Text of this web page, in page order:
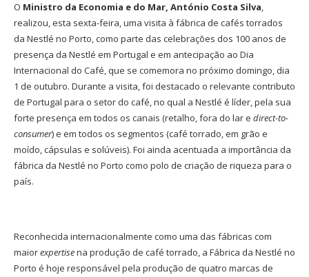
O Ministro da Economia e do Mar, António Costa Silva,
realizou, esta sexta-feira, uma visita à fábrica de cafés torrados
da Nestlé no Porto, como parte das celebrações dos 100 anos de
presença da Nestlé em Portugal e em antecipação ao Dia
Internacional do Café, que se comemora no próximo domingo, dia
1 de outubro. Durante a visita, foi destacado o relevante contributo
de Portugal para o setor do café, no qual a Nestlé é líder, pela sua
forte presença em todos os canais (retalho, fora do lar e direct-to-
consumer) e em todos os segmentos (café torrado, em grão e
moído, cápsulas e solúveis). Foi ainda acentuada a importância da
fábrica da Nestlé no Porto como polo de criação de riqueza para o
país.
Reconhecida internacionalmente como uma das fábricas com
maiorexpertisena produção de café torrado, a Fábrica da Nestlé no
Porto é hoje responsável pela produção de quatro marcas de